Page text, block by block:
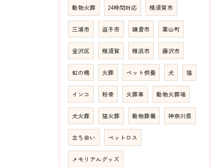
動物火葬 24時間対応 横須賀市
三浦市 逗子市 鎌倉市 葉山町
金沢区 横須賀 横浜市 藤沢市
虹の橋 火葬 ペット供養 犬 猫
インコ 粉骨 火葬車 動物火葬場
犬火葬 猫火葬 動物葬儀 神奈川県
立ち会い ペットロス
メモリアルグッズ